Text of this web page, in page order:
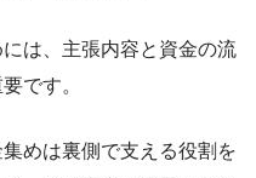
は、主張内容と資金の流
です。
めは裏側で支える役割を